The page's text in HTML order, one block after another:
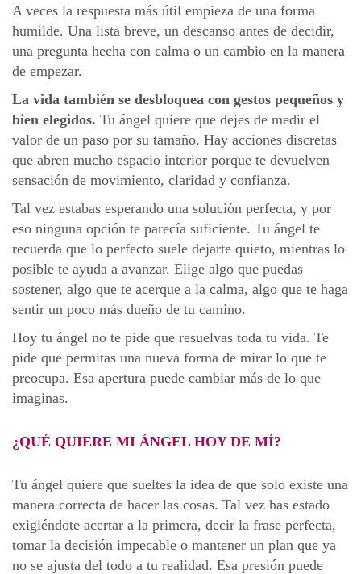
A veces la respuesta más útil empieza de una forma
humilde. Una lista breve, un descanso antes de decidir,
una pregunta hecha con calma o un cambio en la manera
de empezar.
La vida también se desbloquea con gestos pequeños y
bien elegidos. Tu ángel quiere que dejes de medir el
valor de un paso por su tamaño. Hay acciones discretas
que abren mucho espacio interior porque te devuelven
sensación de movimiento, claridad y confianza.
Tal vez estabas esperando una solución perfecta, y por
eso ninguna opción te parecía suficiente. Tu ángel te
recuerda que lo perfecto suele dejarte quieto, mientras lo
posible te ayuda a avanzar. Elige algo que puedas
sostener, algo que te acerque a la calma, algo que te haga
sentir un poco más dueño de tu camino.
Hoy tu ángel no te pide que resuelvas toda tu vida. Te
pide que permitas una nueva forma de mirar lo que te
preocupa. Esa apertura puede cambiar más de lo que
imaginas.
¿QUÉ QUIERE MI ÁNGEL HOY DE MÍ?
Tu ángel quiere que sueltes la idea de que solo existe una
manera correcta de hacer las cosas. Tal vez has estado
exigiéndote acertar a la primera, decir la frase perfecta,
tomar la decisión impecable o mantener un plan que ya
no se ajusta del todo a tu realidad. Esa presión puede